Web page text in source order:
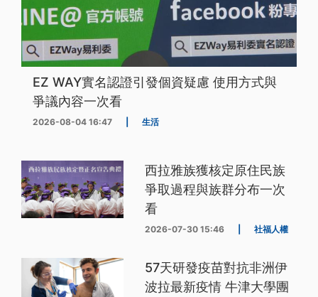
EZ WAY實名認證引發個資疑慮 使用方式與
爭議內容一次看
2026-08-04 16:47 生活
西拉雅族獲核定原住民族
爭取過程與族群分布一次
看
2026-07-30 15:46 社福人權
57天研發疫苗對抗非洲伊
波拉最新疫情 牛津大學團